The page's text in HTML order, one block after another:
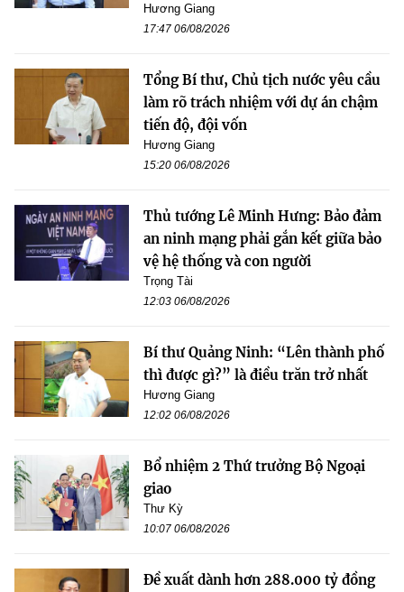
Hương Giang
17:47 06/08/2026
Tổng Bí thư, Chủ tịch nước yêu cầu
làm rõ trách nhiệm với dự án chậm
tiến độ, đội vốn
Hương Giang
15:20 06/08/2026
Thủ tướng Lê Minh Hưng: Bảo đảm
an ninh mạng phải gắn kết giữa bảo
vệ hệ thống và con người
Trọng Tài
12:03 06/08/2026
Bí thư Quảng Ninh: “Lên thành phố
thì được gì?” là điều trăn trở nhất
Hương Giang
12:02 06/08/2026
Bổ nhiệm 2 Thứ trưởng Bộ Ngoại
giao
Thư Kỳ
10:07 06/08/2026
Đề xuất dành hơn 288.000 tỷ đồng